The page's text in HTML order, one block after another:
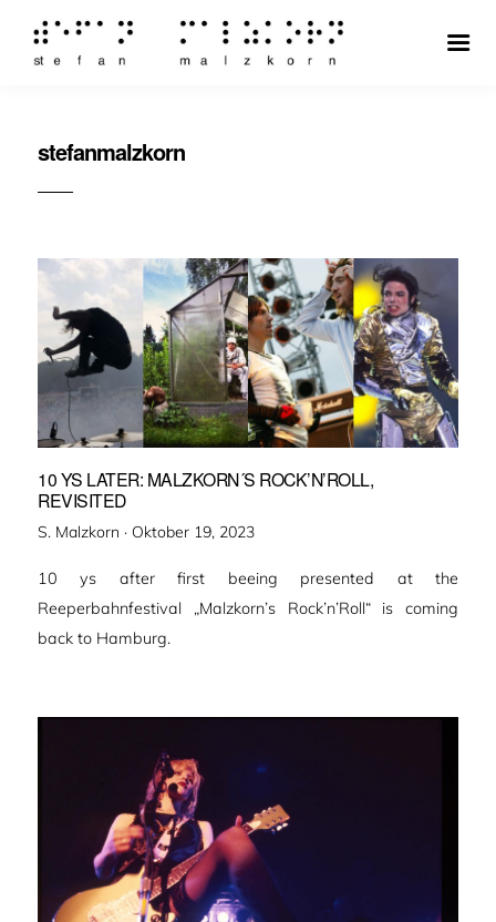
stefanmalzkorn
10 YS LATER: MALZKORN´S ROCK’N’ROLL,
REVISITED
S. Malzkorn · Veröffentlicht
Oktober 19, 2023
10 ys after first beeing presented at the
Reeperbahnfestival „Malzkorn’s Rock’n’Roll“ is coming
back to Hamburg.